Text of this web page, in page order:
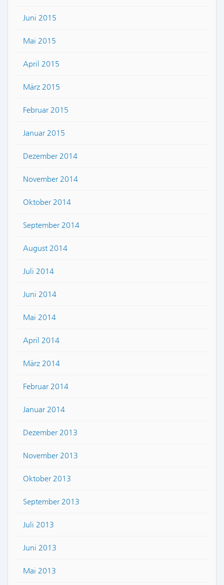
Juni 2015
Mai 2015
April 2015
März 2015
Februar 2015
Januar 2015
Dezember 2014
November 2014
Oktober 2014
September 2014
August 2014
Juli 2014
Juni 2014
Mai 2014
April 2014
März 2014
Februar 2014
Januar 2014
Dezember 2013
November 2013
Oktober 2013
September 2013
Juli 2013
Juni 2013
Mai 2013